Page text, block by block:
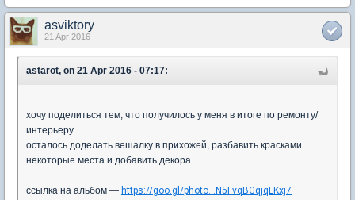
asviktory
21 Apr 2016
astarot, on 21 Apr 2016 - 07:17:
хочу поделиться тем, что получилось у меня в итоге по ремонту/
интерьеру
осталось доделать вешалку в прихожей, разбавить красками
некоторые места и добавить декора
ссылка на альбом — https://goo.gl/photo...N5FvqBGqjqLKxj7